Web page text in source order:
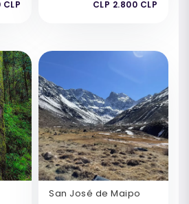
CLP 2.800 CLP
San José de Maipo